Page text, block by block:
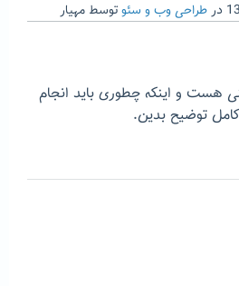
درطراحی وب و سئوتوسط مهیار
هست و اینکه چطوری باید انجام
توضیح بدین.